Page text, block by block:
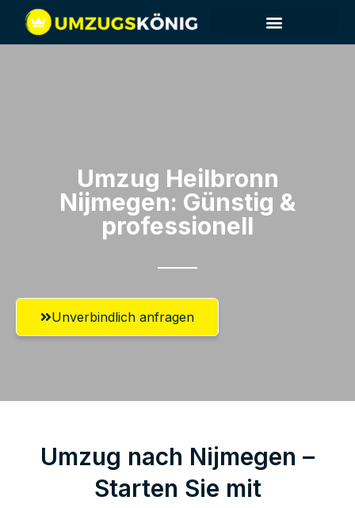
Umzug Heilbronn​
Nijmegen: Günstig &
professionell​
Unverbindlich anfragen
Umzug nach Nijmegen –
Starten Sie mit